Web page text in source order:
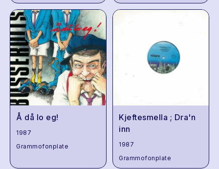
Å då lo eg!
1987
Grammofonplate
Kjeftesmella ; Dra'n
inn
1987
Grammofonplate